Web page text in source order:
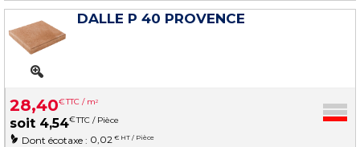
DALLE P 40 PROVENCE
28,40€TTC / m2
soit 4,54€TTC / Pièce
Dont écotaxe : 0,02 € HT / Pièce